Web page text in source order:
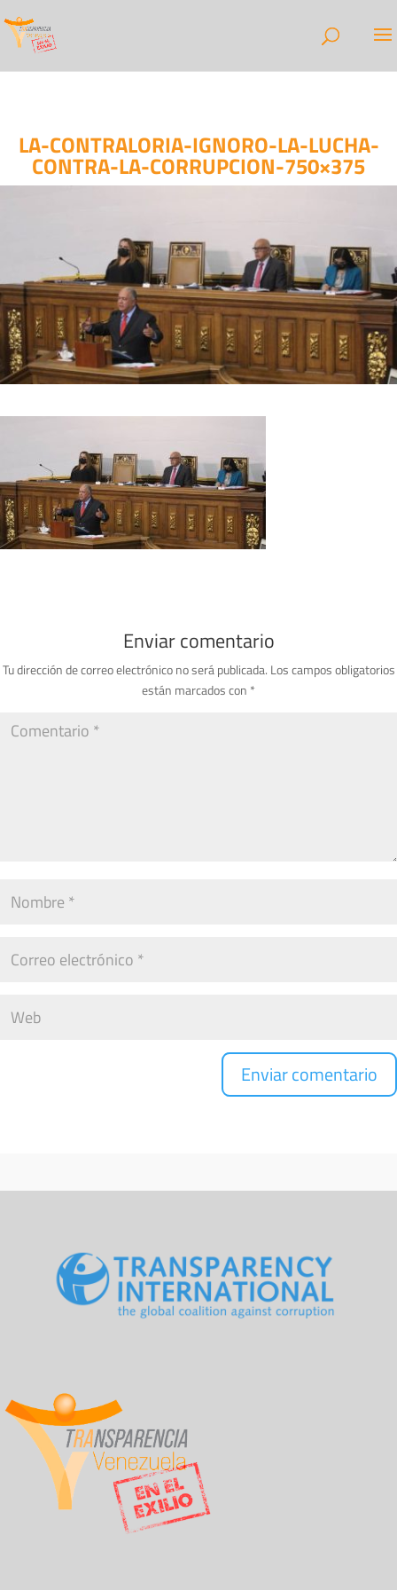
LA-CONTRALORIA-IGNORO-LA-LUCHA-
CONTRA-LA-CORRUPCION-750×375
Enviar comentario
Tu dirección de correo electrónico no será publicada. Los campos obligatorios
están marcados con *